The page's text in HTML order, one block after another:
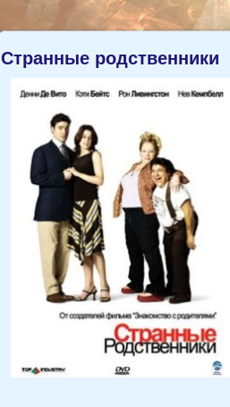
Странные родственники